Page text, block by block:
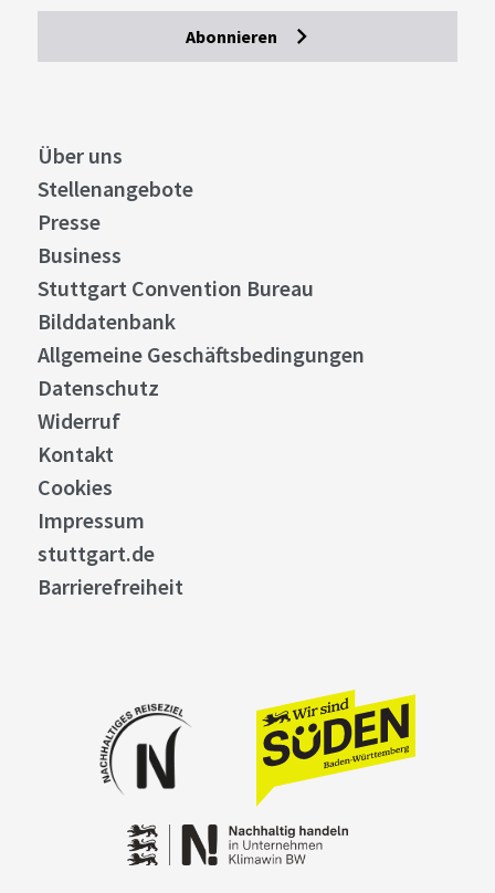
Abonnieren
Über uns
Stellenangebote
Presse
Business
Stuttgart Convention Bureau
Bilddatenbank
Allgemeine Geschäftsbedingungen
Datenschutz
Widerruf
Kontakt
Cookies
Impressum
stuttgart.de
Barrierefreiheit